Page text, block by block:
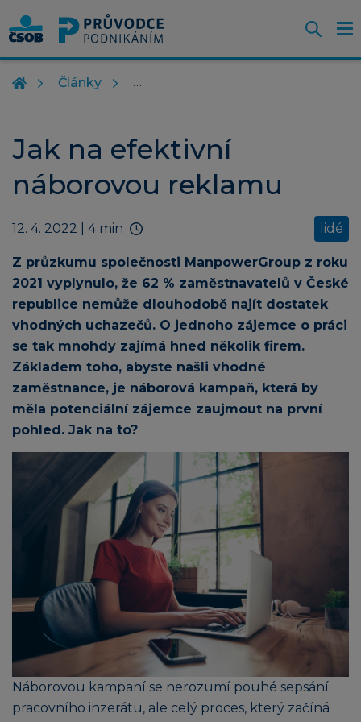
Články
Jak na efektivní
náborovou reklamu
12. 4. 2022 | 4 min lidé
Z průzkumu společnosti ManpowerGroup z roku
2021 vyplynulo, že 62 % zaměstnavatelů v České
republice nemůže dlouhodobě najít dostatek
vhodných uchazečů. O jednoho zájemce o práci
se tak mnohdy zajímá hned několik firem.
Základem toho, abyste našli vhodné
zaměstnance, je náborová kampaň, která by
měla potenciální zájemce zaujmout na první
pohled. Jak na to?
Náborovou kampaní se nerozumí pouhé sepsání
pracovního inzerátu, ale celý proces, který začíná